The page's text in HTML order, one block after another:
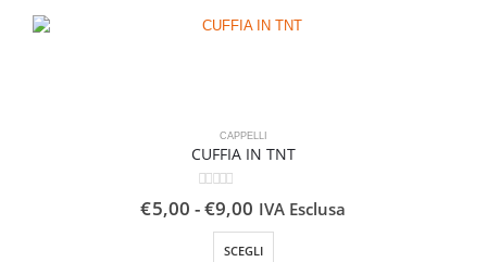
CAPPELLI
CUFFIA IN TNT
Su 5
€5,00 -€9,00 Fascia
prezzo:
IVA Esclusa
SCEGLI
Questo prodotto ha più varianti. Le opzioni possono essere scelte nella pagina del prodotto